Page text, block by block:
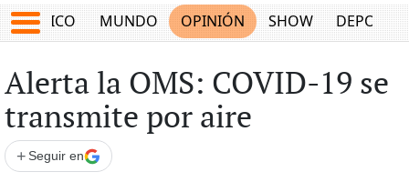
MÉXICO MUNDO OPINIÓN SHOW
Alerta la OMS: COVID-19 se
transmite por aire
+ Seguir en